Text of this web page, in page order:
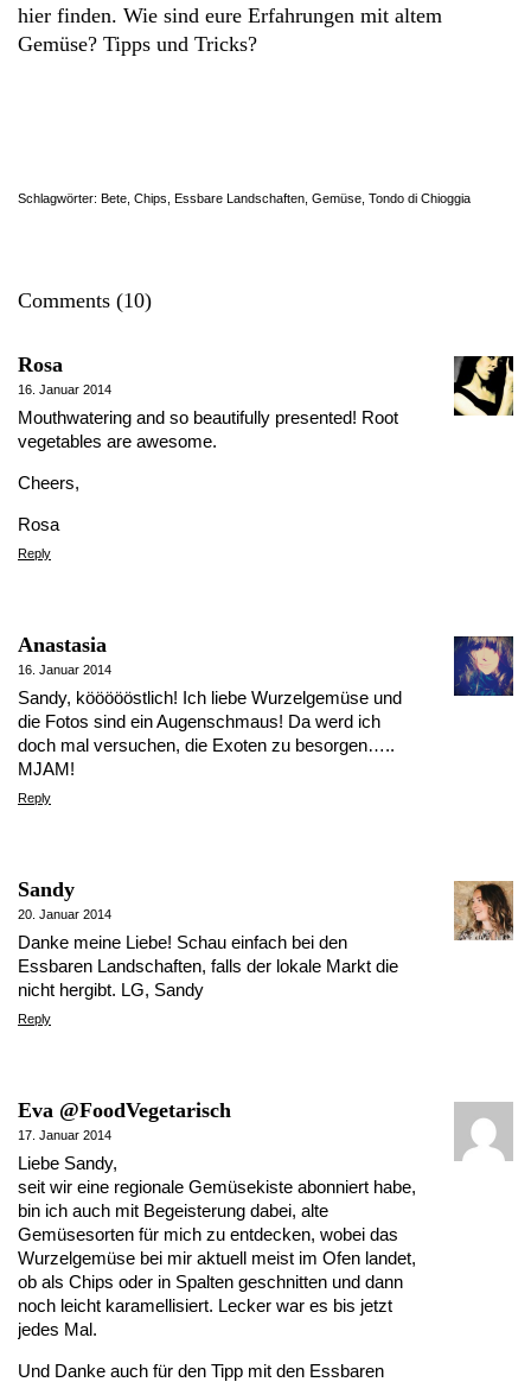
hier finden. Wie sind eure Erfahrungen mit altem
Gemüse? Tipps und Tricks?
Schlagwörter: Bete Chips Essbare Landschaften Gemüse Tondo di Chioggia
Comments (10)
Rosa
16. Januar 2014
Mouthwatering and so beautifully presented! Root
vegetables are awesome.
Cheers,
Rosa
Reply
Anastasia
16. Januar 2014
Sandy, köööööstlich! Ich liebe Wurzelgemüse und
die Fotos sind ein Augenschmaus! Da werd ich
doch mal versuchen, die Exoten zu besorgen…..
MJAM!
Reply
Sandy
20. Januar 2014
Danke meine Liebe! Schau einfach bei den
Essbaren Landschaften, falls der lokale Markt die
nicht hergibt. LG, Sandy
Reply
Eva @FoodVegetarisch
17. Januar 2014
Liebe Sandy,
seit wir eine regionale Gemüsekiste abonniert habe,
bin ich auch mit Begeisterung dabei, alte
Gemüsesorten für mich zu entdecken, wobei das
Wurzelgemüse bei mir aktuell meist im Ofen landet,
ob als Chips oder in Spalten geschnitten und dann
noch leicht karamellisiert. Lecker war es bis jetzt
jedes Mal.
Und Danke auch für den Tipp mit den Essbaren